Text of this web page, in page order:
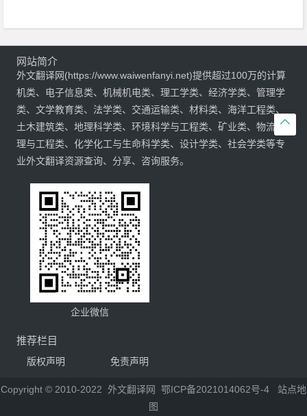

网站简介
外文翻译网(https://www.waiwenfanyi.net)提供超过100万的计算
机类、电子信息类、机械机电类、理工学类、经济学类、管理学
类、文学教育类、法学类、交通运输类、材料类、海洋工程类、
土木建筑类、地理科学类、环境科学与工程类、矿业类、物流管
理与工程类、化学化工与生命科学类、设计学类、社会学类等专
业外文翻译资源查询、分享、咨询服务。
企业微信
推荐栏目
版权声明 免责声明
Copyright © 2010-2022 外文翻译网 鄂ICP备2021014062号-4
站点地
图